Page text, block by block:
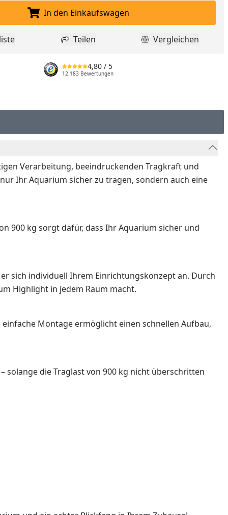
In den Einkaufswagen legen
In den Einkaufswagen
zur Wunschliste hinzufügen
Teilen
Teilen Produkt
Vergleichen
4,80 / 5
12.183 Bewertungen
Verarbeitung, beeindruckenden Tragkraft und
Ihr Aquarium sicher zu tragen, sondern auch eine
900 kg sorgt dafür, dass Ihr Aquarium sicher und
sich individuell Ihrem Einrichtungskonzept an. Durch
Highlight in jedem Raum macht.
Montage ermöglicht einen schnellen Aufbau,
solange die Traglast von 900 kg nicht überschritten